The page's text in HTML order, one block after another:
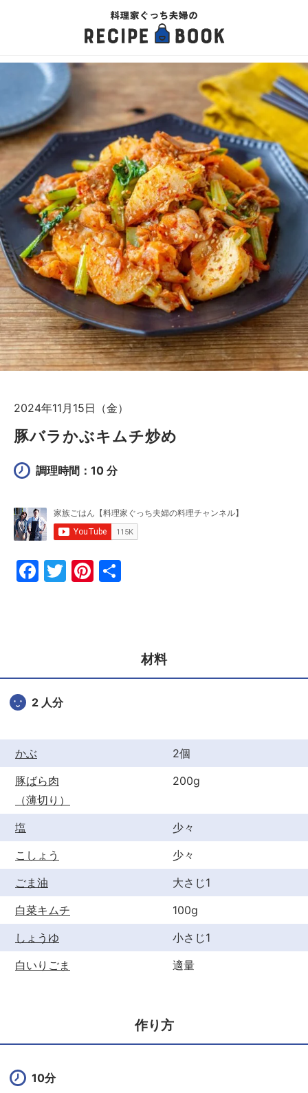
2024年11月15日（金）
豚バラかぶキムチ炒め
調理時間：10 分
F
o
o
T
Pi
材料
2 人分
かぶ
2個
豚ばら肉
（薄切り）
200g
塩
少々
こしょう
少々
ごま油
大さじ1
白菜キムチ
100g
しょうゆ
小さじ1
白いりごま
適量
作り方
10分